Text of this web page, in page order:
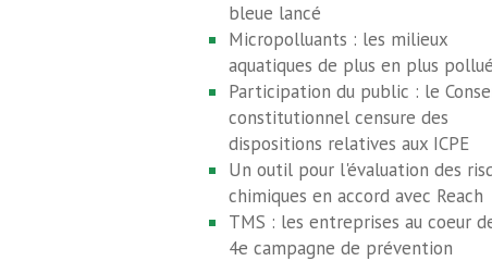
bleue lancé
Micropolluants : les milieux
aquatiques de plus en plus
Participation du public : le
constitutionnel censure des
dispositions relatives aux ICPE
Un outil pour l'évaluation des
chimiques en accord avec Reach
TMS : les entreprises au coeur
4e campagne de prévention